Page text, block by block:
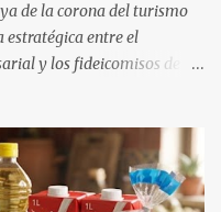
de la corona del turismo
estratégica entre el
y los fideicomisos de
Las proyecciones para
con un promedio estatal
del año la ha dado el